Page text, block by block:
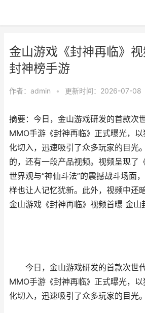
金山游戏《封神再临》
封神榜手游
作者： admin • 更新时间：2026-07-08
摘要：今日，金山游戏研发的首款次
MMO手游《封神再临》正式曝光，
化切入，迅速吸引了众多玩家的目光
的，还有一段产品视频。视频呈现了
世界观与“神仙斗法”的震撼战斗场面
样也让人记忆犹新。此外，视频中还
金山游戏《封神再临》视频首曝 金山
今日，金山游戏研发的首款次世
MMO手游《封神再临》正式曝光，
化切入，迅速吸引了众多玩家的目光。